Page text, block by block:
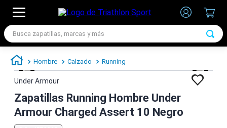
Busca zapatillas, marcas y más
Hombre Calzado Running
Under Armour
Zapatillas Running Hombre Under
Armour Charged Assert 10 Negro
1.
zapatillas futbol
2 .
zapatillas nike
3.
zapatillas adidas hombre
zapatillas adidas mujer